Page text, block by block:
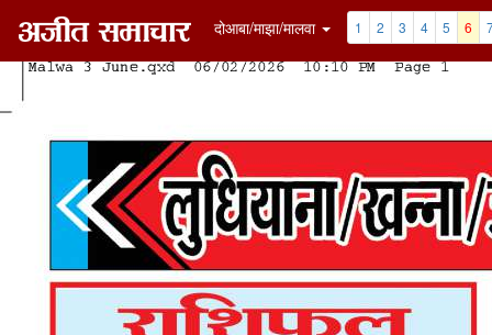
दोआबा/माझा/मालवा 1 2 3 4 5 6